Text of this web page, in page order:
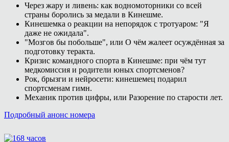
Через жару и ливень: как водномоторники со всей
страны боролись за медали в Кинешме.
Кинешемка о реакции на непорядок с тротуаром: "Я
даже не ожидала".
"Мозгов бы побольше", или О чём жалеет осуждённая за
подготовку теракта.
Кризис командного спорта в Кинешме: при чём тут
медкомиссия и родители юных спортсменов?
Рок, брызги и нейросети: кинешемец подарил
спортсменам гимн.
Механик против цифры, или Разорение по старости лет.
Подробный анонс номера